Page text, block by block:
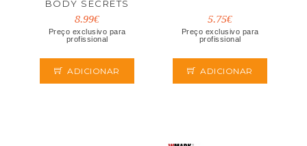
BODY SECRETS
8.99€
Preço exclusivo para
profissional
ADICIONAR
5.75€
Preço exclusivo para
profissional
ADICIONAR